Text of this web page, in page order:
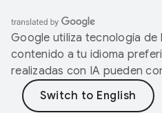
Google utiliza tecnología de
contenido a tu idioma
realizadas con IA pueden